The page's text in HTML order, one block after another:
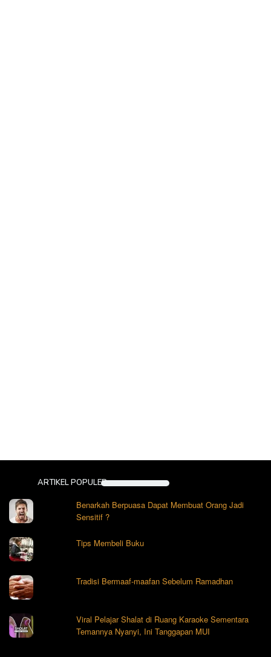
ARTIKEL POPULER
Benarkah Berpuasa Dapat Membuat Orang Jadi
Sensitif ?
Tips Membeli Buku
Tradisi Bermaaf-maafan Sebelum Ramadhan
Viral Pelajar Shalat di Ruang Karaoke Sementara
Temannya Nyanyi, Ini Tanggapan MUI